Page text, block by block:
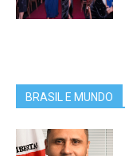
BRASIL E MUNDO